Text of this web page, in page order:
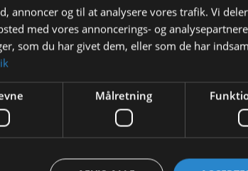
YDERLIGERE INFORMATION
så den kan komme i læ hvis vejret bliver
annoncer og til at analysere vores trafik. Vi
med vores annoncerings- og
som du har givet dem, eller som de har
Målretning